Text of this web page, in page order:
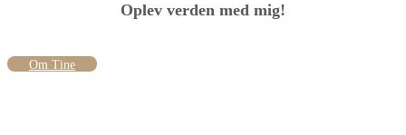
Oplev verden med mig!
Om Tine